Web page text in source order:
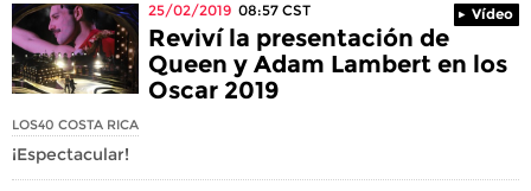
25/02/2019 08:57 CST Vídeo
Reviví la presentación de
Queen y Adam Lambert en los
Oscar 2019
LOS40 COSTA RICA
¡Espectacular!